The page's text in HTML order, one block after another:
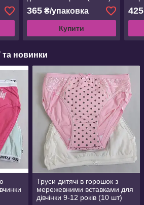
365₴/упаковка
Купити
425
та новинки
Труси дитячі в горошок з
мережевними вставками для
дівчінки 9-12 років (10 шт)